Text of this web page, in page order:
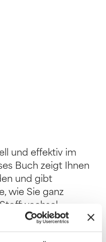
und effektiv im
Buch zeigt Ihnen
und gibt
wie Sie ganz
extreme
Hunger,